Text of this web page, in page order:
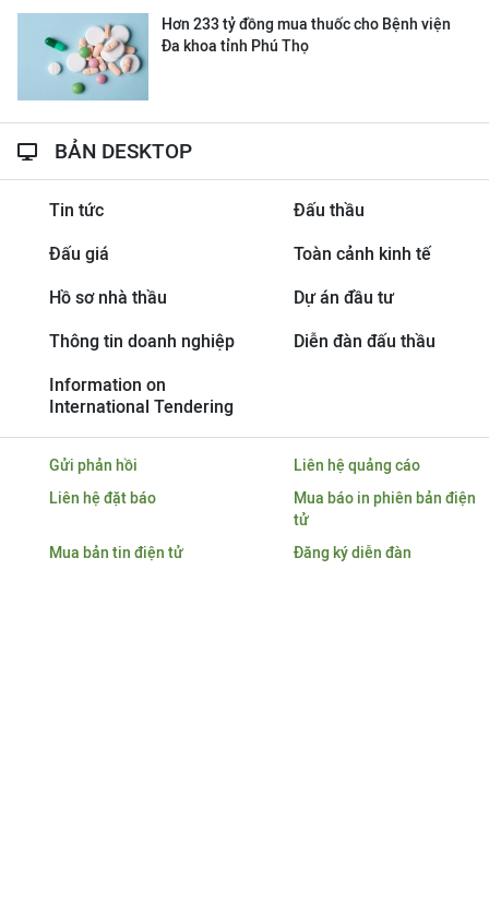
Hơn 233 tỷ đồng mua thuốc cho Bệnh viện
Đa khoa tỉnh Phú Thọ
BẢN DESKTOP
Tin tức Đấu thầu
Đấu giá Toàn cảnh kinh tế
Hồ sơ nhà thầu Dự án đầu tư
Thông tin doanh nghiệp Diễn đàn đấu thầu
Information on
International Tendering
Gửi phản hồi
Liên hệ quảng cáo
Liên hệ đặt báo
Mua báo in phiên bản điện
tử
Mua bản tin điện tử
Đăng ký diễn đàn